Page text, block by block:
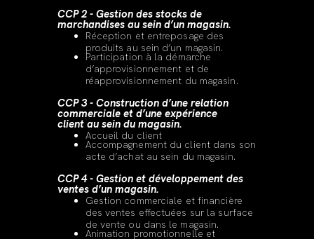
CCP 2 - Gestion des stocks de
marchandises au sein d’un magasin.
Réception et entreposage des
produits au sein d’un magasin.
Participation à la démarche
d’approvisionnement et de
réapprovisionnement du magasin.
CCP 3 - Construction d’une relation
commerciale et d’une expérience
client au sein du magasin.
Accueil du client
Accompagnement du client dans son
acte d’achat au sein du magasin.
CCP 4 - Gestion et développement des
ventes d’un magasin.
Gestion commerciale et financière
des ventes effectuées sur la surface
de vente ou dans le magasin.
Animation promotionnelle et